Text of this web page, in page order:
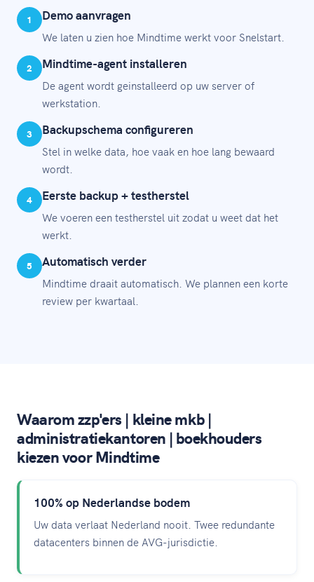
1 Demo aanvragen
We laten u zien hoe Mindtime werkt voor Snelstart.
2 Mindtime-agent installeren
De agent wordt geinstalleerd op uw server of
werkstation.
3 Backupschema configureren
Stel in welke data, hoe vaak en hoe lang bewaard
wordt.
4 Eerste backup + testherstel
We voeren een testherstel uit zodat u weet dat het
werkt.
5 Automatisch verder
Mindtime draait automatisch. We plannen een korte
review per kwartaal.
Waarom zzp'ers | kleine mkb |
administratiekantoren | boekhouders
kiezen voor Mindtime
100% op Nederlandse bodem
Uw data verlaat Nederland nooit. Twee redundante
datacenters binnen de AVG-jurisdictie.